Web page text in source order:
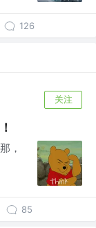
126
关注
，
85